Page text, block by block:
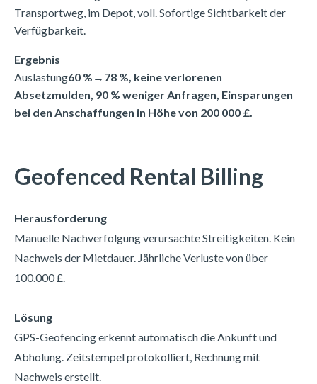
Transportweg, im Depot, voll. Sofortige Sichtbarkeit der
Verfügbarkeit.
Ergebnis
Auslastung60 %→78 %, keine verlorenen
Absetzmulden, 90 % weniger Anfragen, Einsparungen
bei den Anschaffungen in Höhe von 200 000 £.
Geofenced Rental Billing
Herausforderung
Manuelle Nachverfolgung verursachte Streitigkeiten. Kein
Nachweis der Mietdauer. Jährliche Verluste von über
100.000 £.
Lösung
GPS-Geofencing erkennt automatisch die Ankunft und
Abholung. Zeitstempel protokolliert, Rechnung mit
Nachweis erstellt.